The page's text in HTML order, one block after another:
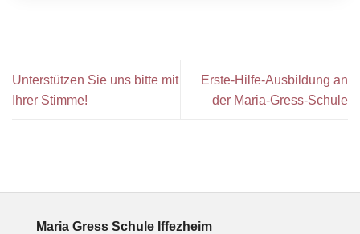
Unterstützen Sie uns bitte mit
Ihrer Stimme!
Erste-Hilfe-Ausbildung an
der Maria-Gress-Schule
Maria Gress Schule Iffezheim